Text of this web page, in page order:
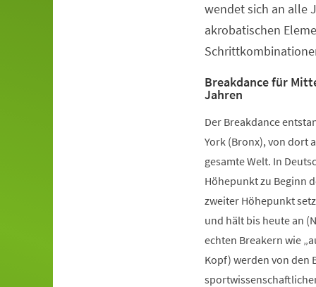
wendet sich an alle
akrobatischen
Breakdance für
Jahren
Der Breakdance
York (Bronx), von dort
gesamte Welt. In
Höhepunkt zu Beginn
zweiter Höhepunkt
und hält bis heute an
echten Breakern wie
Kopf) werden von den